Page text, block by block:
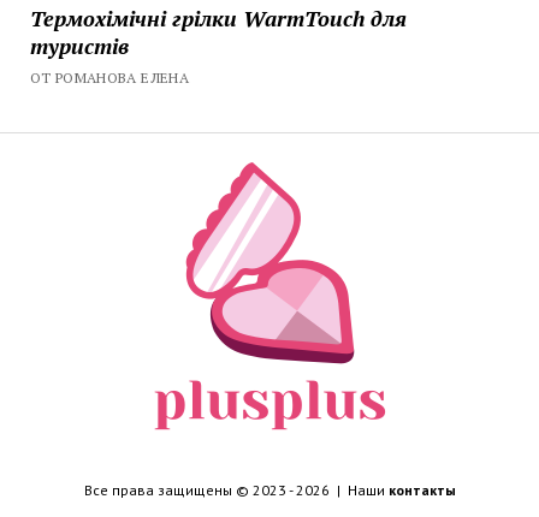
Термохімічні грілки WarmTouch для
туристів
ОТ РОМАНОВА ЕЛЕНА
Все права защищены © 2023 - 2026 | Наши контакты